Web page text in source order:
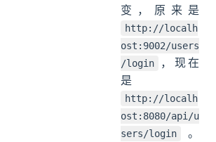
变，原来是
http://localh
ost:9002/users
/login
，现在
是
http://localh
ost:8080/api/u
sers/login
。